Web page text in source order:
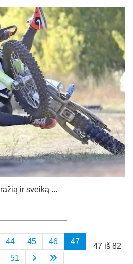
ir sveiką ...
47 iš 82
44 45 46
47
51